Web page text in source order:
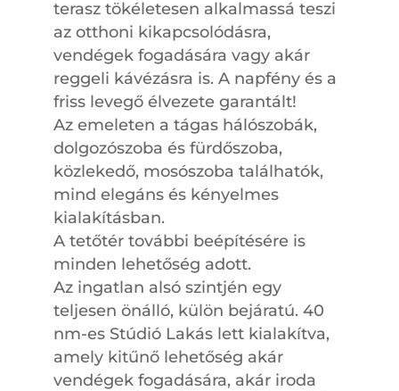
terasz tökéletesen alkalmassá teszi
az otthoni kikapcsolódásra,
vendégek fogadására vagy akár
reggeli kávézásra is. A napfény és a
friss levegő élvezete garantált!
Az emeleten a tágas hálószobák,
dolgozószoba és fürdőszoba,
közlekedő, mosószoba találhatók,
mind elegáns és kényelmes
kialakításban.
A tetőtér további beépítésére is
minden lehetőség adott.
Az ingatlan alsó szintjén egy
teljesen önálló, külön bejáratú. 40
nm-es Stúdió Lakás lett kialakítva,
amely kitűnő lehetőség akár
vendégek fogadására, akár iroda